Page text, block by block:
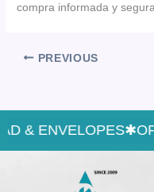
compra informada y segura.
PREVIOUS
& ENVELOPES✱